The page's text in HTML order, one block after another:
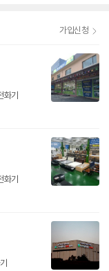
가입신청
기
기